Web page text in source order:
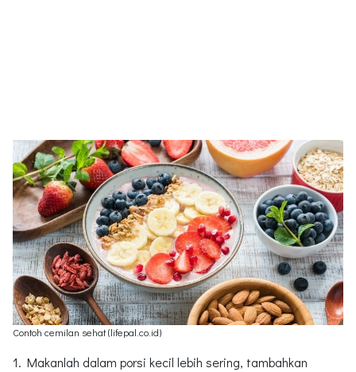
Contoh cemilan sehat (lifepal.co.id)
1. Makanlah dalam porsi kecil lebih sering, tambahkan